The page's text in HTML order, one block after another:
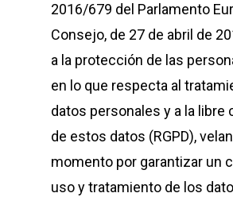
2016/679 del Parlamento
Consejo, de 27 de abril de
a la protección de las
en lo que respecta al
datos personales y a la libre
de estos datos (RGPD),
momento por garantizar un
uso y tratamiento de los